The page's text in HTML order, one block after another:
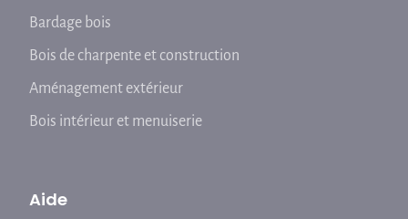
Bardage bois
Bois de charpente et construction
Aménagement extérieur
Bois intérieur et menuiserie
Aide